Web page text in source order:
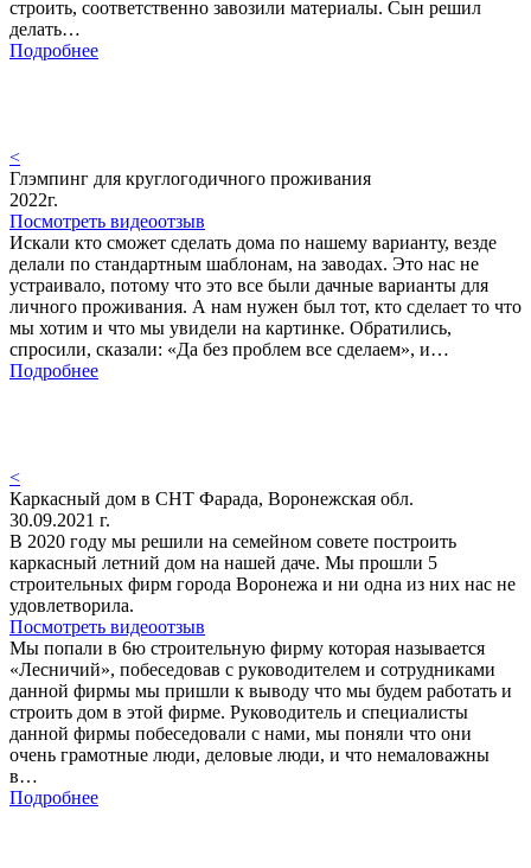
строить, соответственно завозили материалы. Сын решил
делать…
Подробнее
<
Глэмпинг для круглогодичного проживания
2022г.
Посмотреть видеоотзыв
Искали кто сможет сделать дома по нашему варианту, везде
делали по стандартным шаблонам, на заводах. Это нас не
устраивало, потому что это все были дачные варианты для
личного проживания. А нам нужен был тот, кто сделает то что
мы хотим и что мы увидели на картинке. Обратились,
спросили, сказали: «Да без проблем все сделаем», и…
Подробнее
<
Каркасный дом в СНТ Фарада, Воронежская обл.
30.09.2021 г.
В 2020 году мы решили на семейном совете построить
каркасный летний дом на нашей даче. Мы прошли 5
строительных фирм города Воронежа и ни одна из них нас не
удовлетворила.
Посмотреть видеоотзыв
Мы попали в 6ю строительную фирму которая называется
«Лесничий», побеседовав с руководителем и сотрудниками
данной фирмы мы пришли к выводу что мы будем работать и
строить дом в этой фирме. Руководитель и специалисты
данной фирмы побеседовали с нами, мы поняли что они
очень грамотные люди, деловые люди, и что немаловажны
в…
Подробнее